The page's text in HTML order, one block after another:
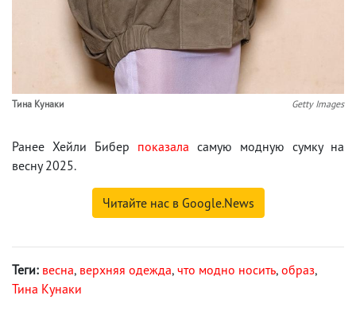
Тина Кунаки Getty Images
Ранее Хейли Бибер показала самую модную сумку на
весну 2025.
Читайте нас в Google.News
Теги: весна, верхняя одежда, что модно носить, образ,
Тина Кунаки